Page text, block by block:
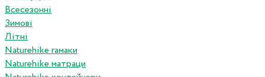
Всесезонні
Зимові
Літні
Naturehike гамаки
Naturehike матраци